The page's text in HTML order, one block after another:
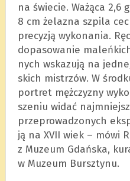
na świe­cie. Ważąca 2,6
8 cm żela­zna szpila
pre­cy­zją wyko­na­nia.
dopa­so­wa­nie
nych wska­zują na
skich mistrzów. W
por­tret męż­czy­zny
sze­niu widać
prze­pro­wa­dzo­nych
ją na XVII wiek – mówi
z Muzeum Gdań­ska,
w Muzeum Bursz­tynu.